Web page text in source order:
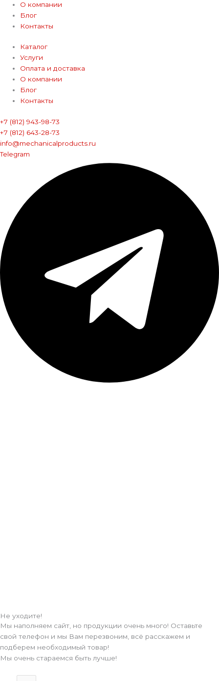
О компании
Блог
Контакты
Каталог
Услуги
Оплата и доставка
О компании
Блог
Контакты
+7 (812) 943-98-73
+7 (812) 643-28-73
info@mechanicalproducts.ru
Telegram
Не уходите!
Мы наполняем сайт, но продукции очень много! Оставьте
свой телефон и мы Вам перезвоним, всё расскажем и
подберем необходимый товар!
Мы очень стараемся быть лучше!